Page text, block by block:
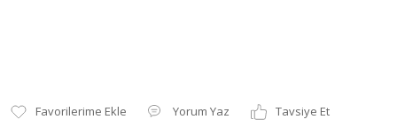
Yorum Yaz
Tavsiye Et